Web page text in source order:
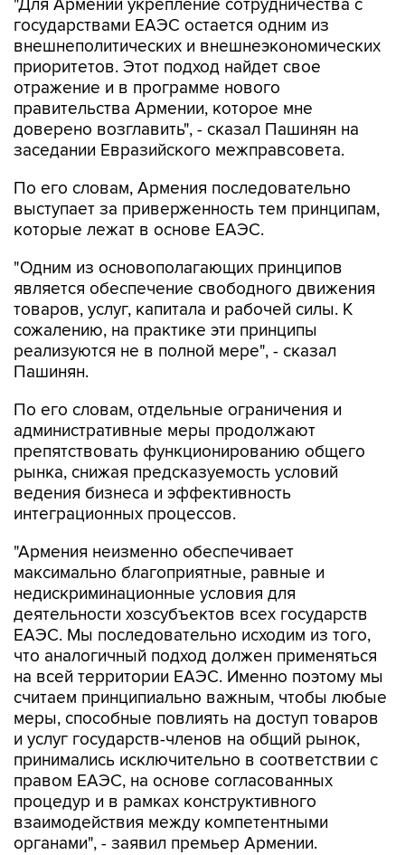
"Для Армении укрепление сотрудничества с
государствами ЕАЭС остается одним из
внешнеполитических и внешнеэкономических
приоритетов. Этот подход найдет свое
отражение и в программе нового
правительства Армении, которое мне
доверено возглавить", - сказал Пашинян на
заседании Евразийского межправсовета.
По его словам, Армения последовательно
выступает за приверженность тем принципам,
которые лежат в основе ЕАЭС.
"Одним из основополагающих принципов
является обеспечение свободного движения
товаров, услуг, капитала и рабочей силы. К
сожалению, на практике эти принципы
реализуются не в полной мере", - сказал
Пашинян.
По его словам, отдельные ограничения и
административные меры продолжают
препятствовать функционированию общего
рынка, снижая предсказуемость условий
ведения бизнеса и эффективность
интеграционных процессов.
"Армения неизменно обеспечивает
максимально благоприятные, равные и
недискриминационные условия для
деятельности хозсубъектов всех государств
ЕАЭС. Мы последовательно исходим из того,
что аналогичный подход должен применяться
на всей территории ЕАЭС. Именно поэтому мы
считаем принципиально важным, чтобы любые
меры, способные повлиять на доступ товаров
и услуг государств-членов на общий рынок,
принимались исключительно в соответствии с
правом ЕАЭС, на основе согласованных
процедур и в рамках конструктивного
взаимодействия между компетентными
органами", - заявил премьер Армении.